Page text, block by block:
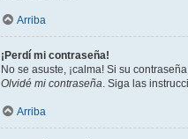
Arriba
¡Perdí mi contraseña!
No se asuste, ¡calma! Si su
Olvidé mi contraseña . Siga las
Arriba